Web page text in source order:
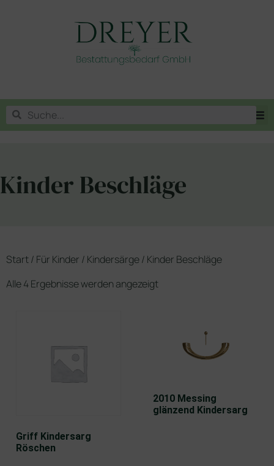
Kinder Beschläge
Start/ Für Kinder / Kindersärge/ Kinder Beschläge
Alle 4 Ergebnisse werden angezeigt
Griff Kindersarg
Röschen
2010 Messing
glänzend Kindersarg